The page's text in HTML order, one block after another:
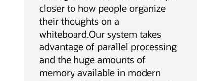
closer to how people organize
their thoughts on a
whiteboard.Our system takes
advantage of parallel processing
and the huge amounts of
memory available in modern